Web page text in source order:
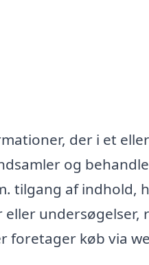
der i et
og
tilgang af indhold,
foretager køb via